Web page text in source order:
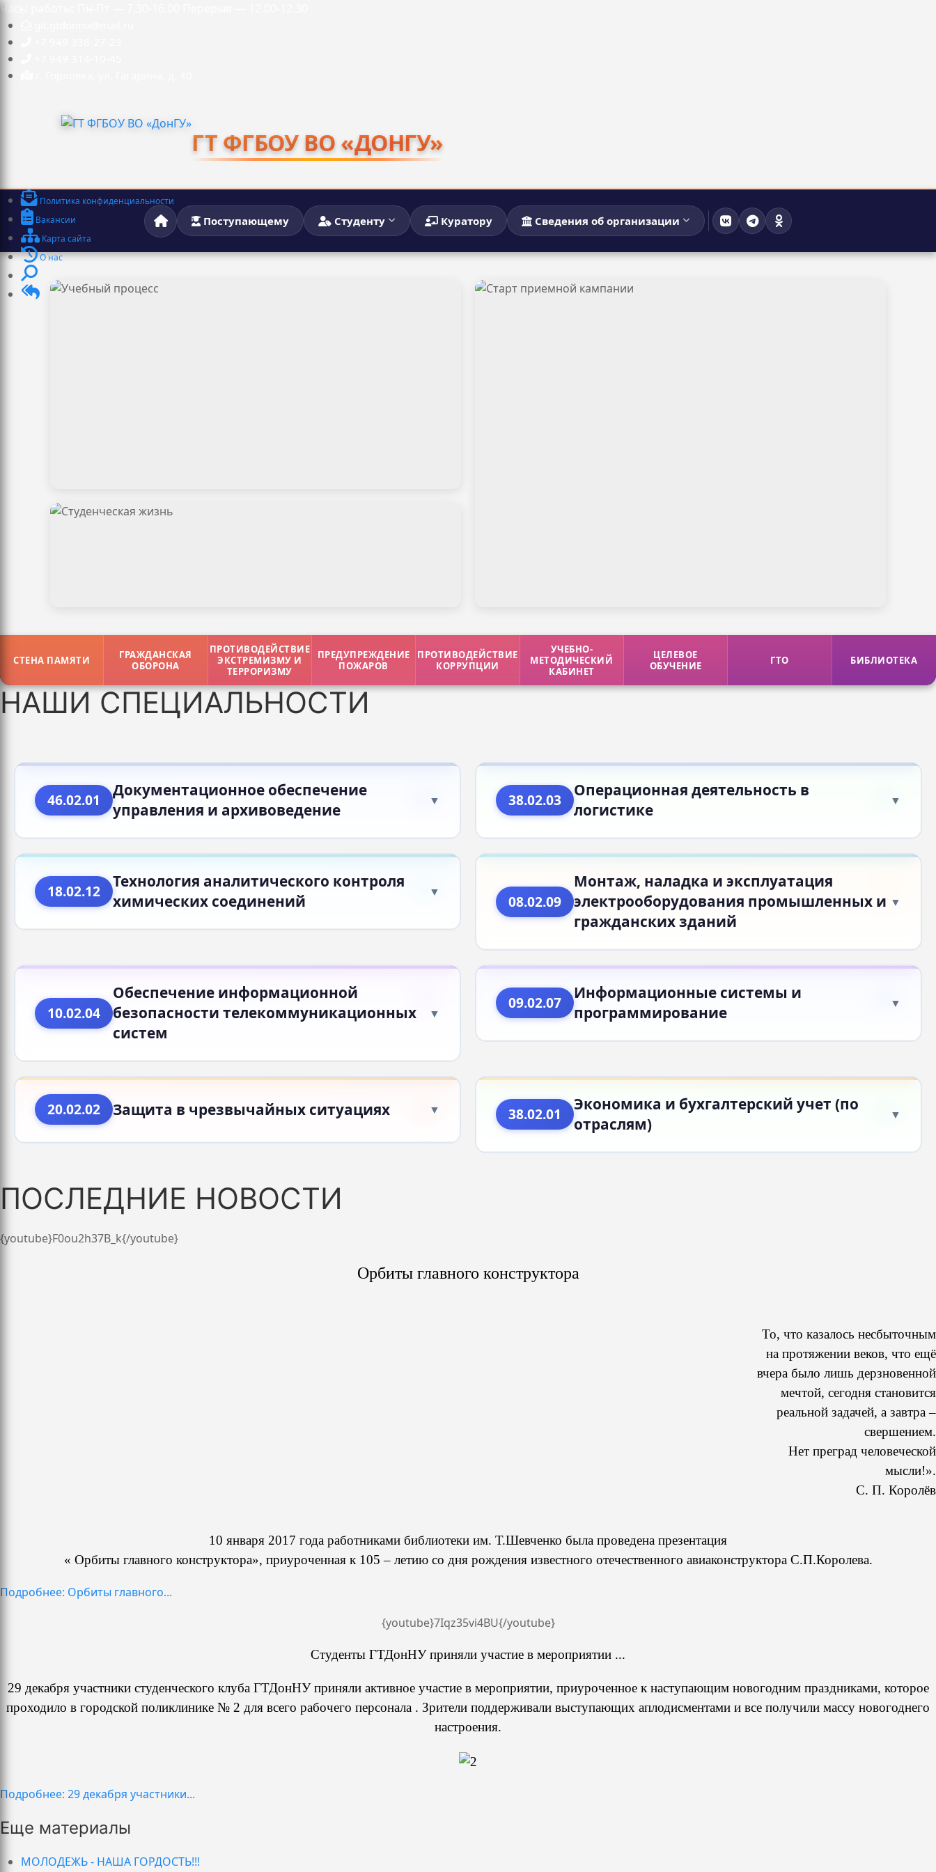
ГТ ФГБОУ ВО «ДОНГУ»
Политика конфиденциальности
Вакансии
Карта сайта
О нас
Поступающему Студенту Куратору Сведения об организации
СТЕНА ПАМЯТИ
ГРАЖДАНСКАЯ
ОБОРОНА
ПРОТИВОДЕЙСТВИЕ
ЭКСТРЕМИЗМУ И
ТЕРРОРИЗМУ
ПРЕДУПРЕЖДЕНИЕ
ПОЖАРОВ
ПРОТИВОДЕЙСТВИЕ
КОРРУПЦИИ
УЧЕБНО-
МЕТОДИЧЕСКИЙ
КАБИНЕТ
ЦЕЛЕВОЕ
ОБУЧЕНИЕ
ГТО БИБЛИОТЕКА
НАШИ СПЕЦИАЛЬНОСТИ
46.02.01
Документационное обеспечение
управления и архивоведение
38.02.03
Операционная деятельность в
логистике
18.02.12
Технология аналитического контроля
химических соединений
08.02.09
Монтаж, наладка и эксплуатация
электрооборудования промышленных и
гражданских зданий
10.02.04
Обеспечение информационной
безопасности телекоммуникационных
систем
09.02.07
Информационные системы и
программирование
20.02.02 Защита в чрезвычайных ситуациях 38.02.01
Экономика и бухгалтерский учет (по
отраслям)
ПОСЛЕДНИЕ НОВОСТИ
{youtube}F0ou2h37B_k{/youtube}
Орбиты главного конструктора
То, что казалось несбыточным
на протяжении веков, что ещё
вчера было лишь дерзновенной
мечтой, сегодня становится
реальной задачей, а завтра –
свершением.
Нет преград человеческой
мысли!».
С. П. Королёв
10 января 2017 года работниками библиотеки им. Т.Шевченко была проведена презентация
« Орбиты главного конструктора», приуроченная к 105 – летию со дня рождения известного отечественного авиаконструктора С.П.Королева.
Подробнее: Орбиты главного...
{youtube}7Iqz35vi4BU{/youtube}
Студенты ГТДонНУ приняли участие в мероприятии ...
29 декабря участники студенческого клуба ГТДонНУ приняли активное участие в мероприятии, приуроченное к наступающим новогодним праздниками, которое
проходило в городской поликлинике № 2 для всего рабочего персонала . Зрители поддерживали выступающих аплодисментами и все получили массу новогоднего
настроения.
Подробнее: 29 декабря участники...
Еще материалы
МОЛОДЕЖЬ - НАША ГОРДОСТЬ!!!